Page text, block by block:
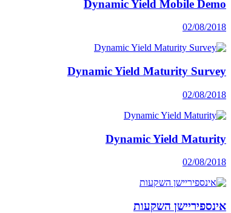
Dynamic Yield Mobile Demo
02/08/2018
Dynamic Yield Maturity Survey
02/08/2018
Dynamic Yield Maturity
02/08/2018
אינספיריישן השקעות